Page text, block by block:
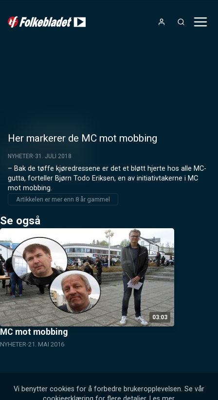
Her markerer de MC mot mobbing
NYHETER 31. JULI 2018
– Bak de tøffe kjøredressene er det et bløtt hjerte hos alle MC-
gutta, forteller Bjørn Todo Eriksen, en av initiativtakerne i MC
mot mobbing.
Artikkelen er mer enn 8 år gammel
Se også
03:03
MC mot mobbing
NYHETER 21. MAI 2016
Vi benytter cookies for å forbedre brukeropplevelsen. Se vår